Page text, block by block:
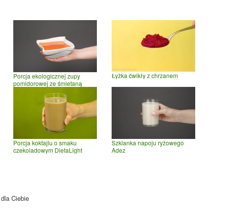
Porcja ekologicznej zupy
pomidorowej ze śmietaną
Łyżka ćwikły z chrzanem
Porcja koktajlu o smaku
czekoladowym DietaLight
Szklanka napoju ryżowego
Adez
Ciebie